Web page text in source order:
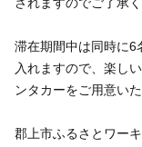
滞在期間中は同時に6
入れますので、楽し
ンタカーをご用意い
郡上市ふるさとワー